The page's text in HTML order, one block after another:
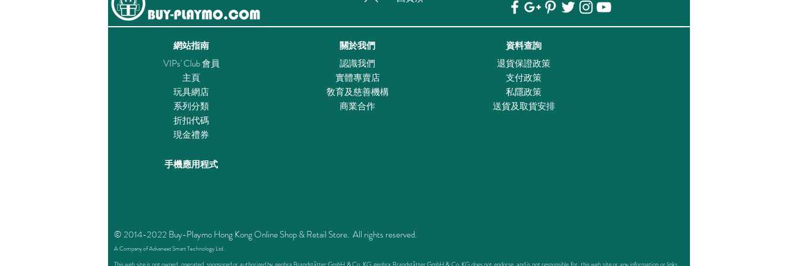
網站指南 關於我們
資料查詢
VIPs' Club 會員
主頁
玩具網店
系列分類
折扣代碼
現金禮券
認識我們
實體專賣店
敎育及慈善機構
商業合作
退貨保證政策
支付政策
私隱政策
送貨及取貨安排
手機應用程式
© 2014-2022 Buy-Playmo Hong Kong Online Shop & Retail Store. All rights reserved.
A Company of Advanext Smart Technology Ltd.